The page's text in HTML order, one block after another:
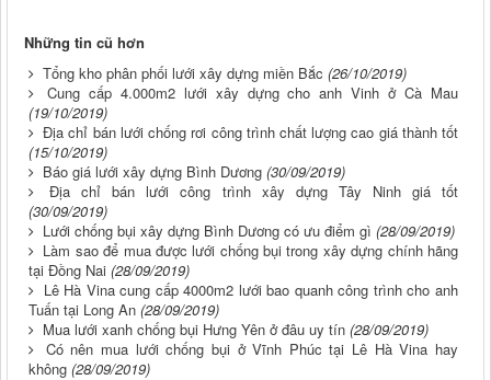
Những tin cũ hơn
Tổng kho phân phối lưới xây dựng miền Bắc (26/10/2019)
Cung cấp 4.000m2 lưới xây dựng cho anh Vinh ở Cà Mau
(19/10/2019)
Địa chỉ bán lưới chống rơi công trình chất lượng cao giá thành tốt
(15/10/2019)
Báo giá lưới xây dựng Bình Dương (30/09/2019)
Địa chỉ bán lưới công trình xây dựng Tây Ninh giá tốt
(30/09/2019)
Lưới chống bụi xây dựng Bình Dương có ưu điểm gì (28/09/2019)
Làm sao để mua được lưới chống bụi trong xây dựng chính hãng
tại Đồng Nai (28/09/2019)
Lê Hà Vina cung cấp 4000m2 lưới bao quanh công trình cho anh
Tuấn tại Long An (28/09/2019)
Mua lưới xanh chống bụi Hưng Yên ở đâu uy tín (28/09/2019)
Có nên mua lưới chống bụi ở Vĩnh Phúc tại Lê Hà Vina hay
không (28/09/2019)